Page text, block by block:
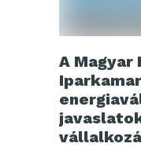
A Magyar